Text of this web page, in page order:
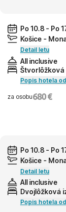
Po 10.8 - Po
Košice -
Detail letu
All inclusive
Štvorlôžková
Popis hotela
za osobu680 €
Po 10.8 - Po
Košice -
Detail letu
All inclusive
Dvojlôžková
Popis hotela